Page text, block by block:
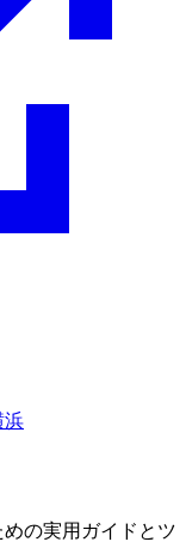
浜
の実用ガイドとツ